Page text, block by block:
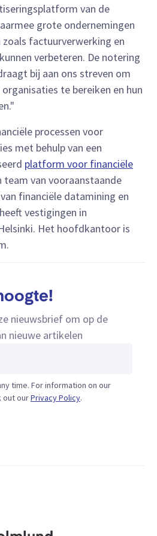
van de
grote ondernemingen
zoals factuurverwerking en
verbeteren. De notering
bij aan ons streven om
te bereiken en hun
processen voor
met behulp van een
platform voor financiële
team van vooraanstaande
financiële datamining en
vestigingen in
Het hoofdkantoor is
nieuwsbrief om op de
nieuwe artikelen
time. For information on our
out ourPrivacy Policy.